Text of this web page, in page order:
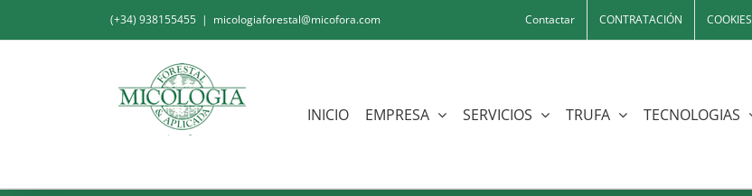
(+34) 938155455 | micologiaforestal@micofora.com Contactar CONTRATACIÓN COOKIES
INICIO EMPRESA SERVICIOS TRUFA TECNOLOGIAS